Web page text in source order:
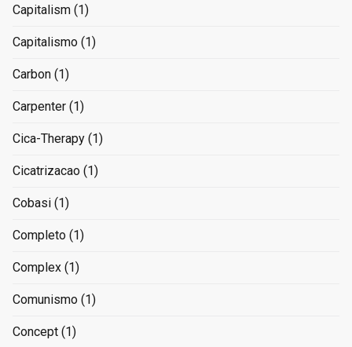
Capitalism (1)
Capitalismo (1)
Carbon (1)
Carpenter (1)
Cica-Therapy (1)
Cicatrizacao (1)
Cobasi (1)
Completo (1)
Complex (1)
Comunismo (1)
Concept (1)